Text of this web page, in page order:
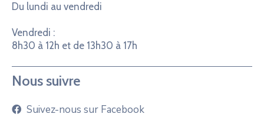
Du lundi au vendredi
Vendredi :
8h30 à 12h et de 13h30 à 17h
Nous suivre
Suivez-nous sur Facebook